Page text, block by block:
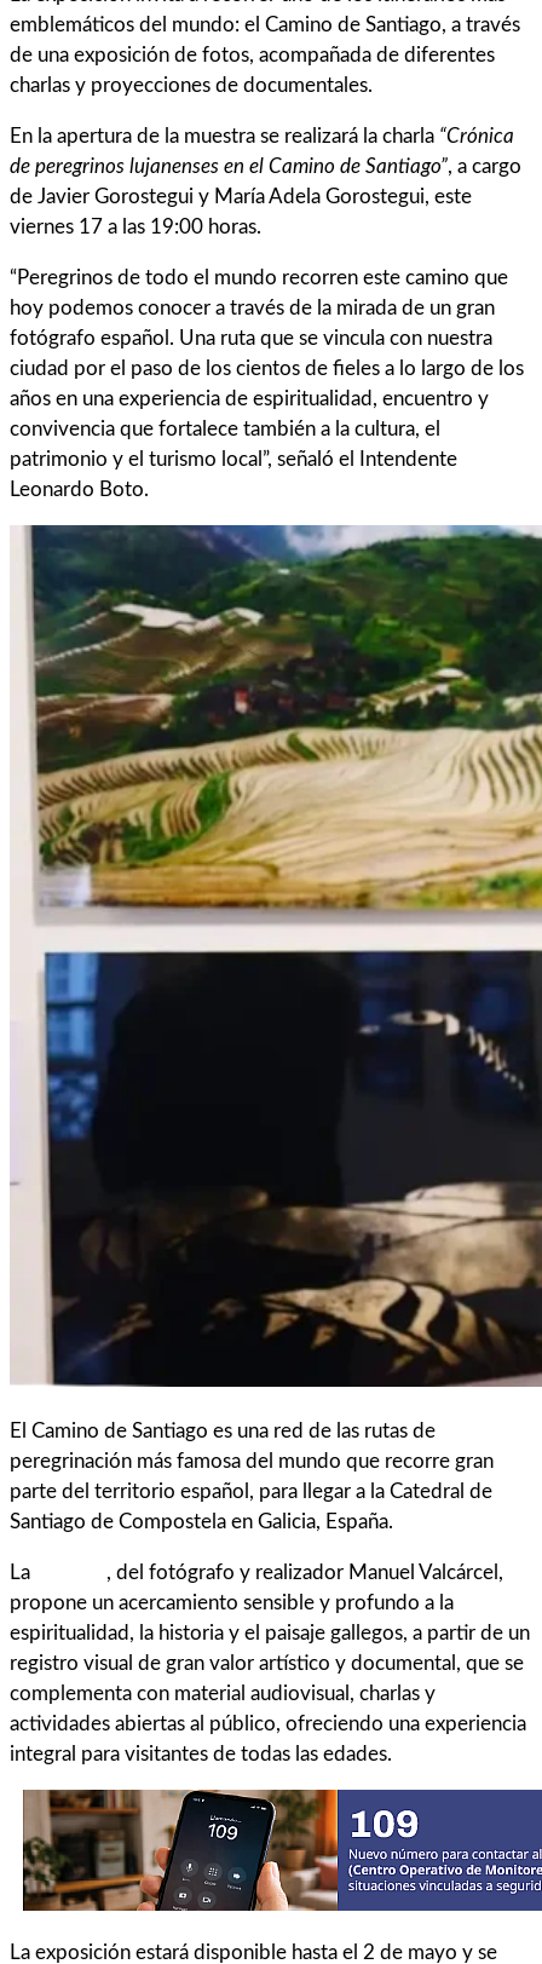
emblemáticos del mundo: el Camino de Santiago, a través
de una exposición de fotos, acompañada de diferentes
charlas y proyecciones de documentales.
En la apertura de la muestra se realizará la charla “Crónica
de peregrinos lujanenses en el Camino de Santiago”, a cargo
de Javier Gorostegui y María Adela Gorostegui, este
viernes 17 a las 19:00 horas.
“Peregrinos de todo el mundo recorren este camino que
hoy podemos conocer a través de la mirada de un gran
fotógrafo español. Una ruta que se vincula con nuestra
ciudad por el paso de los cientos de fieles a lo largo de los
años en una experiencia de espiritualidad, encuentro y
convivencia que fortalece también a la cultura, el
patrimonio y el turismo local”, señaló el Intendente
Leonardo Boto.
El Camino de Santiago es una red de las rutas de
peregrinación más famosa del mundo que recorre gran
parte del territorio español, para llegar a la Catedral de
Santiago de Compostela en Galicia, España.
La
, del fotógrafo y realizador Manuel Valcárcel,
propone un acercamiento sensible y profundo a la
espiritualidad, la historia y el paisaje gallegos, a partir de un
registro visual de gran valor artístico y documental, que se
complementa con material audiovisual, charlas y
actividades abiertas al público, ofreciendo una experiencia
integral para visitantes de todas las edades.
La exposición estará disponible hasta el 2 de mayo y se